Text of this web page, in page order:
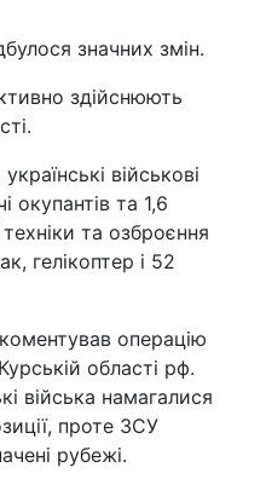
значних змін.
здійснюють
військові
окупантів та 1,6
та озброєння
гелікоптер і 52
операцію
області рф.
війська намагалися
проте ЗСУ
рубежі.